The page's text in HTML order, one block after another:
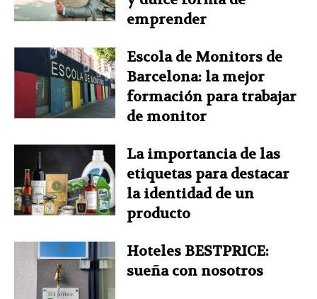
emprender
Escola de Monitors de
Barcelona: la mejor
formación para trabajar
de monitor
La importancia de las
etiquetas para destacar
la identidad de un
producto
Hoteles BESTPRICE:
sueña con nosotros